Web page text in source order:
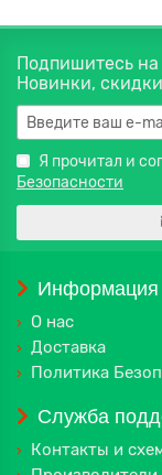
Подпишитесь
Новинки,
Я прочитал и
Безопасности
Информация
О нас
Доставка
Политика
Служба
Контакты и